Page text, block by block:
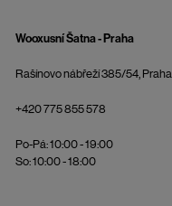
Wooxusní Šatna - Praha
Rašínovo nábřeží 385/54, Praha
+420 775 855 578
Po-Pá: 10:00 - 19:00
So: 10:00 - 18:00